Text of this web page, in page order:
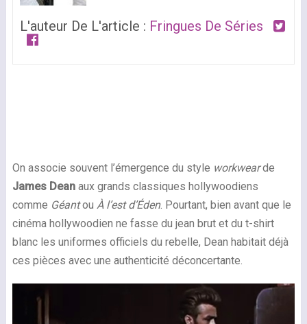
L'auteur De L'article : Fringues De Séries
On associe souvent l’émergence du style workwearde
James Deanaux grands classiques hollywoodiens
comme Géantou À l’est d’Éden. Pourtant, bien avant que le
cinéma hollywoodien ne fasse du jean brut et du t-shirt
blanc les uniformes officiels du rebelle, Dean habitait déjà
ces pièces avec une authenticité déconcertante.